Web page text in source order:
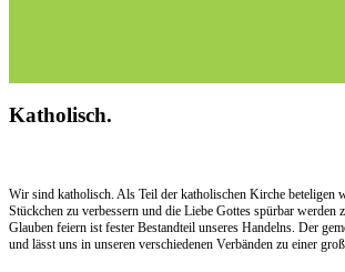
Katholisch.
Wir sind katholisch. Als Teil der katholischen Kirche beteligen
Stückchen zu verbessern und die Liebe Gottes spürbar werden
Glauben feiern ist fester Bestandteil unseres Handelns. Der
und lässt uns in unseren verschiedenen Verbänden zu einer